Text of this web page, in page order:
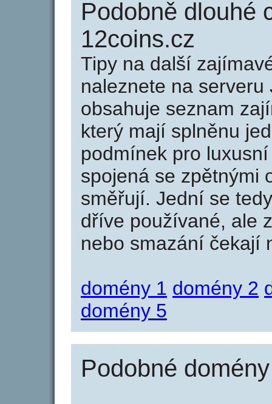
Podobně dlouhé
12coins.cz
Tipy na další
naleznete na serveru
obsahuje seznam
který mají splněnu
podmínek pro
spojená se zpětnými
směřují. Jední se
dříve používané, ale
nebo smazání čekají
domény 1 domény 2
domény 5
Podobné